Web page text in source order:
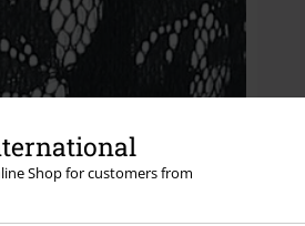
Shop for customers from